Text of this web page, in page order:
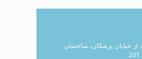
از خیابان پزشکان، ساختمان